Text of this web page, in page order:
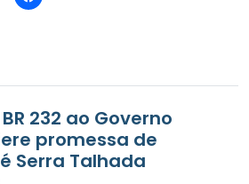
232 ao Governo
promessa de
Serra Talhada